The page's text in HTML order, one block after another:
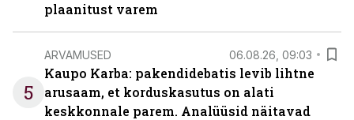
plaanitust varem
5
ARVAMUSED 06.08.26, 09:03
Kaupo Karba: pakendidebatis levib lihtne
arusaam, et korduskasutus on alati
keskkonnale parem. Analüüsid näitavad